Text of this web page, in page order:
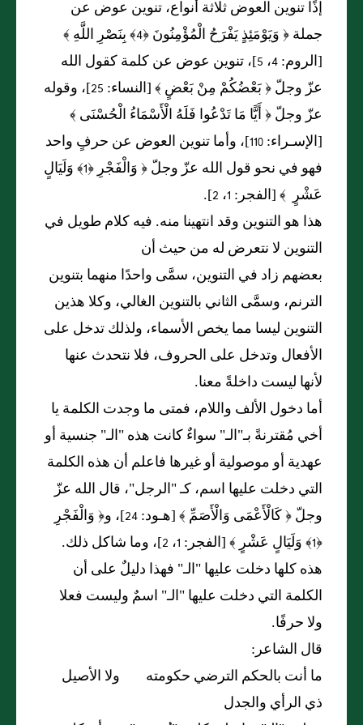
إذًا تنوين العوض ثلاثة أنواع، تنوين عوض عن
جملة ﴿ وَيَوْمَئِذٍ يَفْرَحُ الْمُؤْمِنُونَ ﴿4﴾ بِنَصْرِ اللَّهِ ﴾
[الروم: 4، 5]، تنوين عوض عن كلمة كقول الله
عزّ وجلّ ﴿ بَعْضُكُمْ مِنْ بَعْضٍ ﴾ [النساء: 25]، وقوله
عزّ وجلّ ﴿ أَيًّا مَا تَدْعُوا فَلَهُ الْأَسْمَاءُ الْحُسْنَى ﴾
[الإسـراء: 110]، وأما تنوين العوض عن حرفٍ واحد
فهو في نحو قول الله عزّ وجلّ ﴿ وَالْفَجْرِ ﴿1﴾ وَلَيَالٍ
عَشْرٍ ﴾ [الفجر: 1، 2].
هذا هو التنوين وقد انتهينا منه. فيه كلام طويل في
التنوين لا نتعرض له من حيث أن
بعضهم زاد في التنوين، سمَّى واحدًا منهما بتنوين
الترنم، وسمَّى الثاني بالتنوين الغالي، وكلا هذين
التنوين ليسا مما يخص الأسماء، ولذلك تدخل على
الأفعال وتدخل على الحروف، فلا نتحدث عنها
لأنها ليست داخلةً معنا.
أما دخول الألف واللام، فمتى ما وجدت الكلمة يا
أخي مُقترنةً بـ"الـ" سواءٌ كانت هذه "الـ" جنسية أو
عهدية أو موصولية أو غيرها فاعلم أن هذه الكلمة
التي دخلت عليها اسم، كـ "الرجل"، قال الله عزّ
وجلّ ﴿ كَالْأَعْمَى وَالْأَصَمِّ ﴾ [هـود: 24]، و﴿ وَالْفَجْرِ
﴿1﴾ وَلَيَالٍ عَشْرٍ ﴾ [الفجر: 1، 2]، وما شاكل ذلك.
هذه كلها دخلت عليها "الـ" فهذا دليلٌ على أن
الكلمة التي دخلت عليها "الـ" اسمٌ وليست فعلا
ولا حرفًا.
قال الشاعر:
ما أنت بالحكم الترضي حكومته ولا الأصيل
ذي الرأي والجدل